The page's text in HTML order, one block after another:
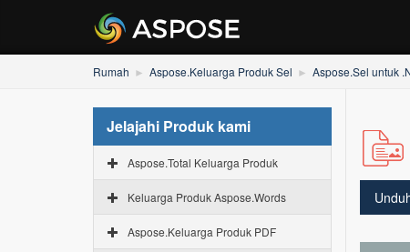
Rumah Aspose.Keluarga Produk Sel Aspose.Sel untuk
Jelajahi Produk kami
Aspose.Total Keluarga Produk
Keluarga Produk Aspose.Words
Aspose.Keluarga Produk PDF